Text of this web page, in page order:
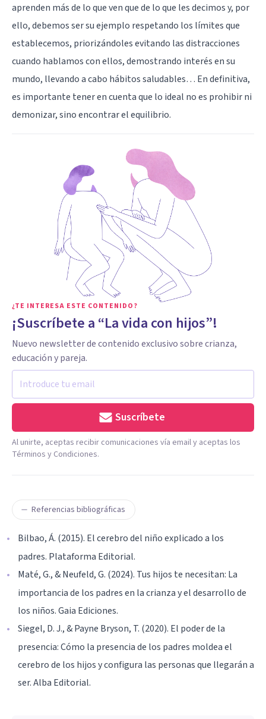
aprenden más de lo que ven que de lo que les decimos y, por
ello, debemos ser su ejemplo respetando los límites que
establecemos, priorizándoles evitando las distracciones
cuando hablamos con ellos, demostrando interés en su
mundo, llevando a cabo hábitos saludables… En definitiva,
es importante tener en cuenta que lo ideal no es prohibir ni
demonizar, sino encontrar el equilibrio.
¿TE INTERESA ESTE CONTENIDO?
¡Suscríbete a “La vida con hijos”!
Nuevo newsletter de contenido exclusivo sobre crianza,
educación y pareja.
Suscríbete
Al unirte, aceptas recibir comunicaciones vía email y aceptas los
Términos y Condiciones.
Referencias bibliográficas
Bilbao, Á. (2015). El cerebro del niño explicado a los
padres. Plataforma Editorial.
Maté, G., & Neufeld, G. (2024). Tus hijos te necesitan: La
importancia de los padres en la crianza y el desarrollo de
los niños. Gaia Ediciones.
Siegel, D. J., & Payne Bryson, T. (2020). El poder de la
presencia: Cómo la presencia de los padres moldea el
cerebro de los hijos y configura las personas que llegarán a
ser. Alba Editorial.